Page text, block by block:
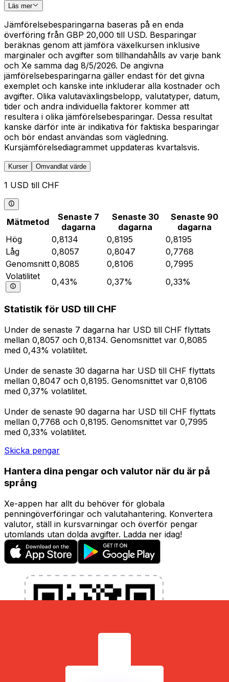
Läs mer
Jämförelsebesparingarna baseras på en enda
överföring från GBP 20,000 till USD. Besparingar
beräknas genom att jämföra växelkursen inklusive
marginaler och avgifter som tillhandahålls av varje bank
och Xe samma dag 8/5/2026. De angivna
jämförelsebesparingarna gäller endast för det givna
exemplet och kanske inte inkluderar alla kostnader och
avgifter. Olika valutaväxlingsbelopp, valutatyper, datum,
tider och andra individuella faktorer kommer att
resultera i olika jämförelsebesparingar. Dessa resultat
kanske därför inte är indikativa för faktiska besparingar
och bör endast användas som vägledning.
Kursjämförelsediagrammet uppdateras kvartalsvis.
Kurser Omvandlat värde
1 USD till CHF
Mätmetod
Senaste 7
dagarna
Senaste 30
dagarna
Senaste 90
dagarna
Hög
0,8134 0,8195
0,8195
Låg
0,8057 0,8047
0,7768
Genomsnitt 0,8085 0,8106
0,7995
Volatilitet
0,43% 0,37% 0,33%
Statistik för USD till CHF
Under de senaste 7 dagarna har USD till CHF flyttats
mellan 0,8057 och 0,8134. Genomsnittet var 0,8085
med 0,43% volatilitet.
Under de senaste 30 dagarna har USD till CHF flyttats
mellan 0,8047 och 0,8195. Genomsnittet var 0,8106
med 0,37% volatilitet.
Under de senaste 90 dagarna har USD till CHF flyttats
mellan 0,7768 och 0,8195. Genomsnittet var 0,7995
med 0,33% volatilitet.
Skicka pengar
Hantera dina pengar och valutor när du är på
språng
Xe-appen har allt du behöver för globala
penningöverföringar och valutahantering. Konvertera
valutor, ställ in kursvarningar och överför pengar
utomlands utan dolda avgifter. Ladda ner idag!